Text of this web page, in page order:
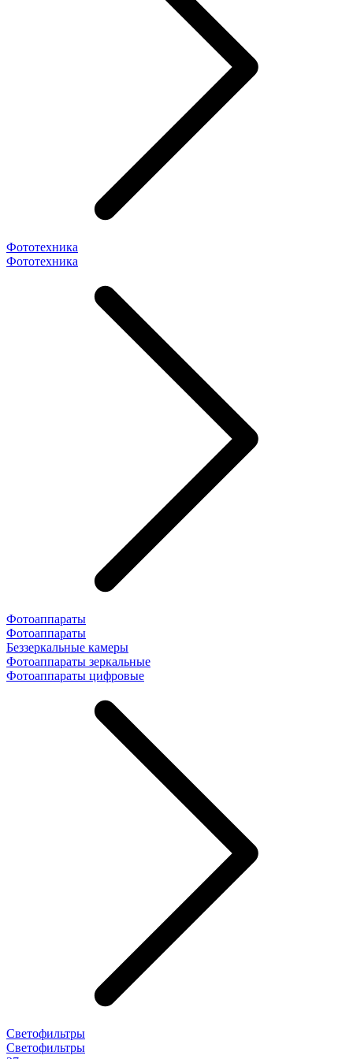
Фототехника
Фототехника
Фотоаппараты
Фотоаппараты
Беззеркальные камеры
Фотоаппараты зеркальные
Фотоаппараты цифровые
Светофильтры
Светофильтры